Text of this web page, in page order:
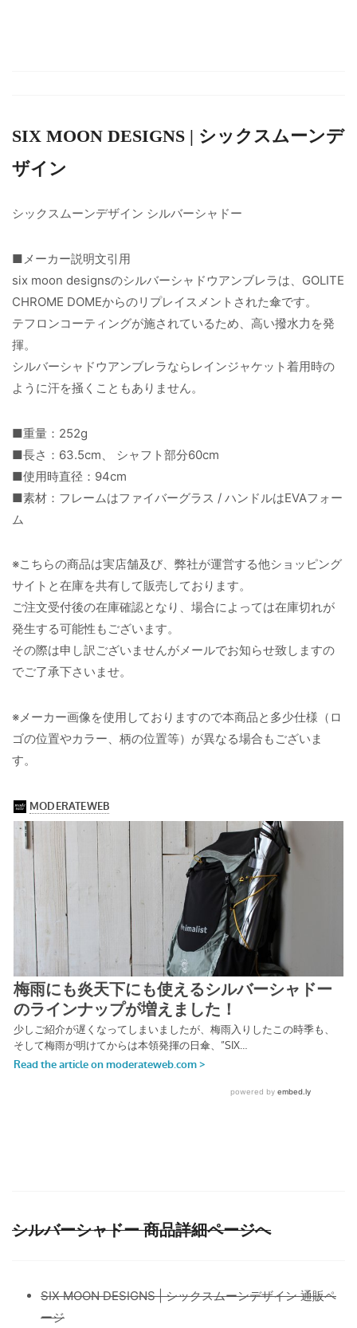
SIX MOON DESIGNS | シックスムーンデ
ザイン
シックスムーンデザイン シルバーシャドー
■メーカー説明文引用
six moon designsのシルバーシャドウアンブレラは、GOLITE
CHROME DOMEからのリプレイスメントされた傘です。
テフロンコーティングが施されているため、高い撥水力を発
揮。
シルバーシャドウアンブレラならレインジャケット着用時の
ように汗を掻くこともありません。
■重量：252g
■長さ：63.5cm、 シャフト部分60cm
■使用時直径：94cm
■素材：フレームはファイバーグラス / ハンドルはEVAフォー
ム
※こちらの商品は実店舗及び、弊社が運営する他ショッピング
サイトと在庫を共有して販売しております。
ご注文受付後の在庫確認となり、場合によっては在庫切れが
発生する可能性もございます。
その際は申し訳ございませんがメールでお知らせ致しますの
でご了承下さいませ。
※メーカー画像を使用しておりますので本商品と多少仕様（ロ
ゴの位置やカラー、柄の位置等）が異なる場合もございま
す。
シルバーシャドー 商品詳細ページへ
SIX MOON DESIGNS | シックスムーンデザイン 通販ペ
ージ